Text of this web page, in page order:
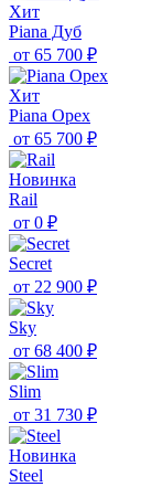
Хит
Piana Дуб
от 65 700 ₽
Хит
Piana Орех
от 65 700 ₽
Новинка
Rail
от 0 ₽
Secret
от 22 900 ₽
Sky
от 68 400 ₽
Slim
от 31 730 ₽
Новинка
Steel